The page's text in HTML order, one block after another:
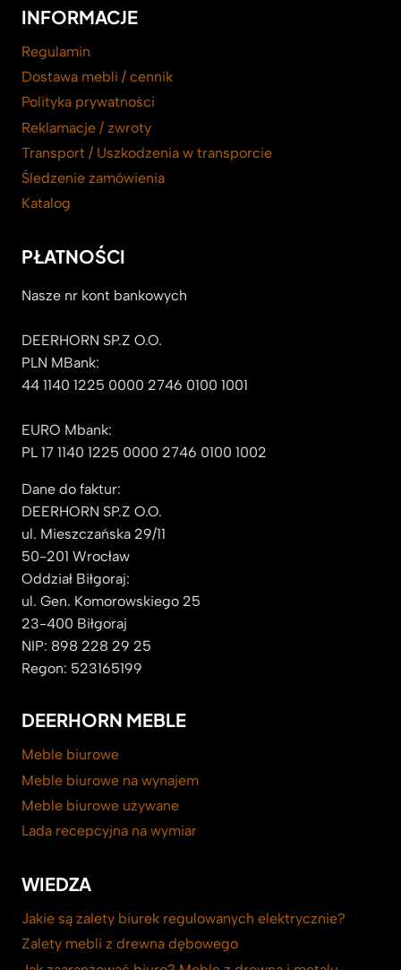
INFORMACJE
Regulamin
Dostawa mebli / cennik
Polityka prywatności
Reklamacje / zwroty
Transport / Uszkodzenia w transporcie
Śledzenie zamówienia
Katalog
PŁATNOŚCI
Nasze nr kont bankowych
DEERHORN SP.Z O.O.
PLN MBank:
44 1140 1225 0000 2746 0100 1001
EURO Mbank:
PL 17 1140 1225 0000 2746 0100 1002
Dane do faktur:
DEERHORN SP.Z O.O.
ul. Mieszczańska 29/11
50-201 Wrocław
Oddział Biłgoraj:
ul. Gen. Komorowskiego 25
23-400 Biłgoraj
NIP: 898 228 29 25
Regon: 523165199
DEERHORN MEBLE
Meble biurowe
Meble biurowe na wynajem
Meble biurowe używane
Lada recepcyjna na wymiar
WIEDZA
Jakie są zalety biurek regulowanych elektrycznie?
Zalety mebli z drewna dębowego